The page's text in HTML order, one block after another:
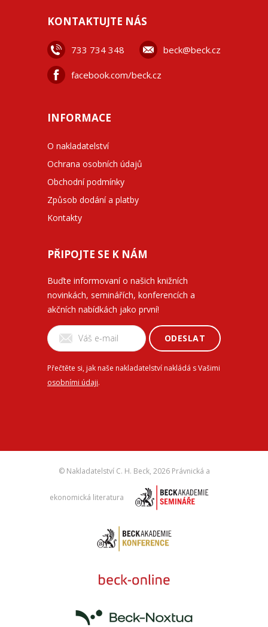
KONTAKTUJTE NÁS
733 734 348 beck@beck.cz
facebook.com/beck.cz
INFORMACE
O nakladatelství
Ochrana osobních údajů
Obchodní podmínky
Způsob dodání a platby
Kontakty
PŘIPOJTE SE K NÁM
Buďte informovaní o našich knižních
novinkách, seminářích, konferencích a
akčních nabídkách jako první!
ODESLAT
Přečtěte si, jak naše nakladatelství nakládá s Vašimi
osobními údaji.
© Nakladatelství C. H. Beck, 2026 Právnická a
ekonomická literatura